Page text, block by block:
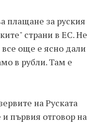
плащане за руския
страни в ЕС. Не
още е ясно дали
в рубли. Там е
на Руската
първия отговор на